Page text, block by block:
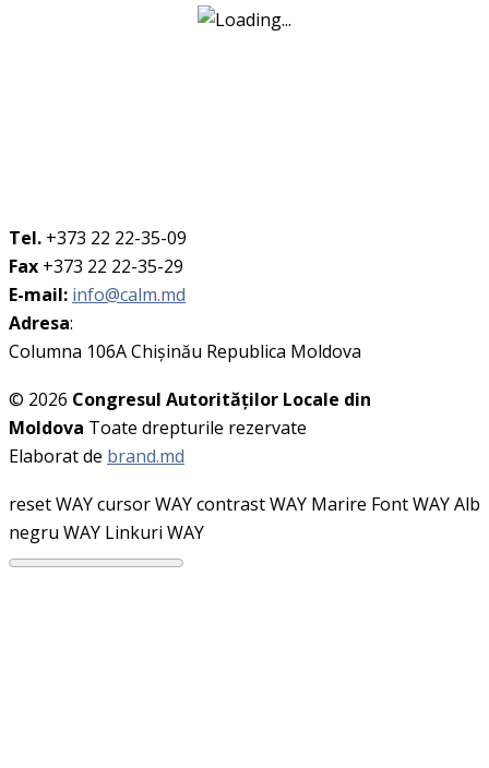
Tel. +373 22 22-35-09
Fax +373 22 22-35-29
E-mail: info@calm.md
Adresa:
Columna 106A Chişinău Republica Moldova
© 2026 Congresul Autorităţilor Locale din
Moldova Toate drepturile rezervate
Elaborat de brand.md
reset WAYcursor WAYcontrast WAY Marire Font WAYAlb
negru WAY Linkuri WAY